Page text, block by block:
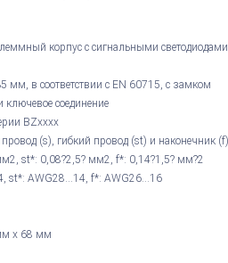
корпус с сигнальными светодиодами
мм, в соответствии с EN 60715, с замком
ключевое соединение
BZxxxx
(s), гибкий провод (st) и наконечник
st*: 0,08?2,5? мм2, f*: 0,14?1,5? мм?2
st*: AWG28...14, f*: AWG26...16
x 68 мм